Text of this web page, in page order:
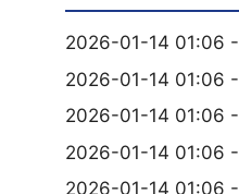
2026-01-14 01:06 -
2026-01-14 01:06 -
2026-01-14 01:06 -
2026-01-14 01:06 -
2026-01-14 01:06 -